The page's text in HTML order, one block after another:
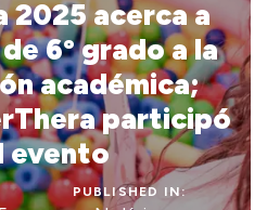
2025 acerca a
6º grado a la
académica;
participó
evento
PUBLISHED IN: